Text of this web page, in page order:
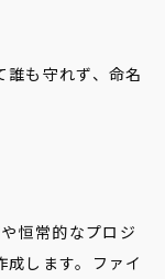
誰も守れず、命名
恒常的なプロジ
します。ファイ